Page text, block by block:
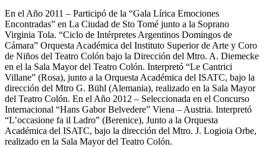
En el Año 2011 – Participó de la “Gala Lírica Emociones
Encontradas” en La Ciudad de Sto Tomé junto a la Soprano
Virginia Tola. “Ciclo de Intérpretes Argentinos Domingos de
Cámara” Orquesta Académica del Instituto Superior de Arte y Coro
de Niños del Teatro Colón bajo la Dirección del Mtro. A. Diemecke
en el la Sala Mayor del Teatro Colón. Interpretó “Le Cantrici
Villane” (Rosa), junto a la Orquesta Académica del ISATC, bajo la
dirección del Mtro G. Bühl (Alemania), realizado en la Sala Mayor
del Teatro Colón. En el Año 2012 – Seleccionada en el Concurso
Internacional “Hans Gabor Belvedere” Viena – Austria. Interpretó
“L’occasione fa il Ladro” (Berenice), Junto a la Orquesta
Académica del ISATC, bajo la dirección del Mtro. J. Logioia Orbe,
realizado en la Sala Mayor del Teatro Colón.